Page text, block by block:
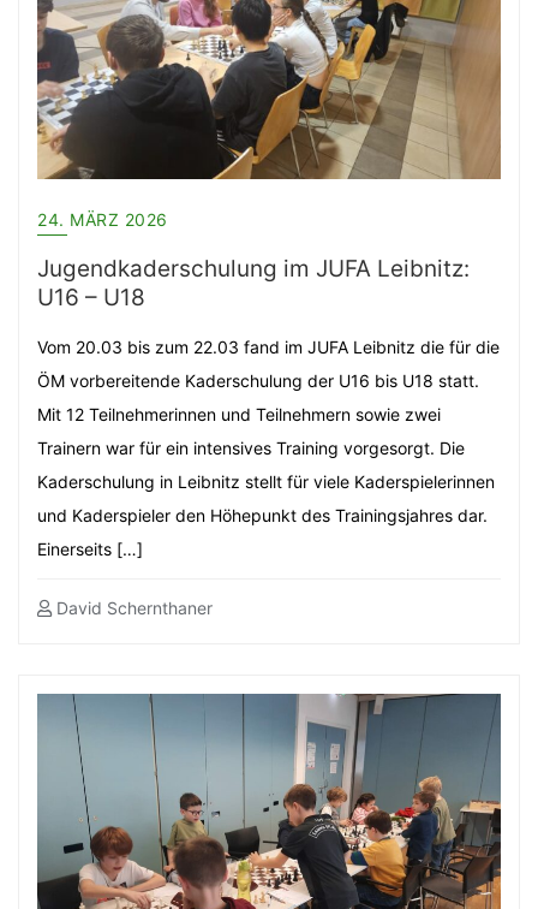
24. MÄRZ 2026
Jugendkaderschulung im JUFA Leibnitz:
U16 – U18
Vom 20.03 bis zum 22.03 fand im JUFA Leibnitz die für die
ÖM vorbereitende Kaderschulung der U16 bis U18 statt.
Mit 12 Teilnehmerinnen und Teilnehmern sowie zwei
Trainern war für ein intensives Training vorgesorgt. Die
Kaderschulung in Leibnitz stellt für viele Kaderspielerinnen
und Kaderspieler den Höhepunkt des Trainingsjahres dar.
Einerseits […]
David Schernthaner